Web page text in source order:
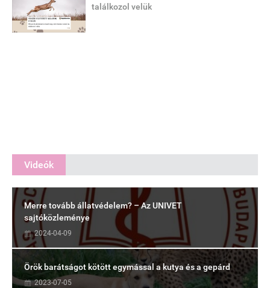
találkozol velük
Videók
Merre tovább állatvédelem? – Az UNIVET
sajtóközleménye
2024-04-09
Örök barátságot kötött egymással a kutya és a gepárd
2023-07-05